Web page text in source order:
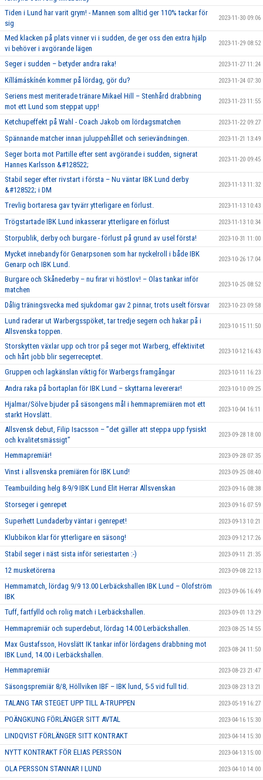
Tiden i Lund har varit grym! - Mannen som alltid ger 110% tackar för
sig
2023-11-30 09:06
Med klacken på plats vinner vi i sudden, de ger oss den extra hjälp
vi behöver i avgörande lägen
2023-11-29 08:52
Seger i sudden – betyder andra raka! 2023-11-27 11:24
Kíllámáskínén kommer på lördag, gör du? 2023-11-24 07:30
Seriens mest meriterade tränare Mikael Hill – Stenhård drabbning
mot ett Lund som steppat upp!
2023-11-23 11:55
Ketchupeffekt på Wahl - Coach Jakob om lördagsmatchen 2023-11-22 09:27
Spännande matcher innan juluppehållet och serievändningen. 2023-11-21 13:49
Seger borta mot Partille efter sent avgörande i sudden, signerat
Hannes Karlsson &#128522;
2023-11-20 09:45
Stabil seger efter rivstart i första – Nu väntar IBK Lund derby
&#128522; i DM
2023-11-13 11:32
Trevlig bortaresa gav tyvärr ytterligare en förlust. 2023-11-13 10:43
Trögstartade IBK Lund inkasserar ytterligare en förlust 2023-11-13 10:34
Storpublik, derby och burgare - förlust på grund av usel första! 2023-10-31 11:00
Mycket innebandy för Genarpsonen som har nyckelroll i både IBK
Genarp och IBK Lund.
2023-10-26 17:04
Burgare och Skånederby – nu firar vi höstlov! – Olas tankar inför
matchen
2023-10-25 08:52
Dålig träningsvecka med sjukdomar gav 2 pinnar, trots uselt försvar 2023-10-23 09:58
Lund raderar ut Warbergsspöket, tar tredje segern och hakar på i
Allsvenska toppen.
2023-10-15 11:50
Storskytten växlar upp och tror på seger mot Warberg, effektivitet
och hårt jobb blir segerreceptet.
2023-10-12 16:43
Gruppen och lagkänslan viktig för Warbergs framgångar 2023-10-11 16:23
Andra raka på bortaplan för IBK Lund – skyttarna levererar! 2023-10-10 09:25
Hjalmar/Sölve bjuder på säsongens mål i hemmapremiären mot ett
starkt Hovslätt.
2023-10-04 16:11
Allsvensk debut, Filip Isacsson – ’’det gäller att steppa upp fysiskt
och kvalitetsmässigt’’
2023-09-28 18:00
Hemmapremiär! 2023-09-28 07:35
Vinst i allsvenska premiären för IBK Lund! 2023-09-25 08:40
Teambuilding helg 8-9/9 IBK Lund Elit Herrar Allsvenskan 2023-09-16 08:38
Storseger i genrepet 2023-09-16 07:59
Superhett Lundaderby väntar i genrepet! 2023-09-13 10:21
Klubbikon klar för ytterligare en säsong! 2023-09-12 17:26
Stabil seger i näst sista inför seriestarten :-) 2023-09-11 21:35
12 musketörerna 2023-09-08 22:13
Hemmamatch, lördag 9/9 13.00 Lerbäckshallen IBK Lund – Olofström
IBK
2023-09-06 16:49
Tuff, fartfylld och rolig match i Lerbäckshallen. 2023-09-01 13:29
Hemmapremiär och superdebut, lördag 14.00 Lerbäckshallen. 2023-08-25 14:55
Max Gustafsson, Hovslätt IK tankar inför lördagens drabbning mot
IBK Lund, 14.00 i Lerbäckshallen.
2023-08-24 11:50
Hemmapremiär 2023-08-23 21:47
Säsongspremiär 8/8, Höllviken IBF – IBK lund, 5-5 vid full tid. 2023-08-23 13:21
TALANG TAR STEGET UPP TILL A-TRUPPEN 2023-05-19 16:27
POÄNGKUNG FÖRLÄNGER SITT AVTAL 2023-04-16 15:30
LINDQVIST FÖRLÄNGER SITT KONTRAKT 2023-04-14 15:30
NYTT KONTRAKT FÖR ELIAS PERSSON 2023-04-13 15:00
OLA PERSSON STANNAR I LUND 2023-04-10 14:00